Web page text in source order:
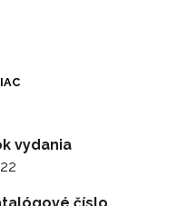
vydania